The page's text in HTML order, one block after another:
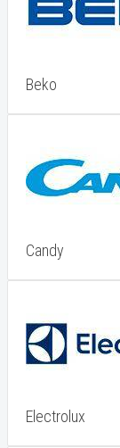
Beko
Candy
Electrolux